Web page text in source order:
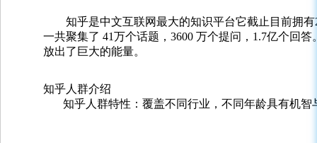
知乎是中文互联网最大的知识平台它截止目前拥有
一共聚集了 41万个话题，3600 万个提问，1.7亿个回
放出了巨大的能量。
知乎人群介绍
知乎人群特性：覆盖不同行业，不同年龄具有机智